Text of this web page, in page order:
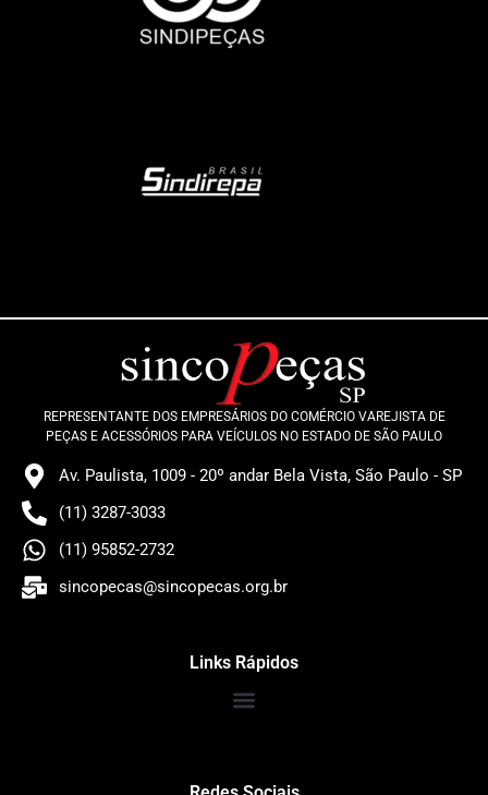
REPRESENTANTE DOS EMPRESÁRIOS DO COMÉRCIO VAREJISTA DE
PEÇAS E ACESSÓRIOS PARA VEÍCULOS NO ESTADO DE SÃO PAULO
Av. Paulista, 1009 - 20º andar Bela Vista, São Paulo - SP
(11) 3287-3033
(11) 95852-2732
sincopecas@sincopecas.org.br
Links Rápidos